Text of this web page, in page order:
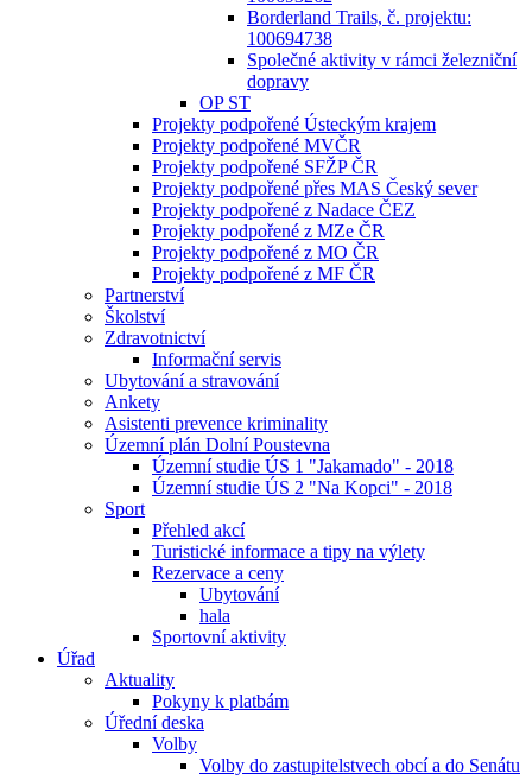
Borderland Trails, č. projektu:
100694738
Společné aktivity v rámci železniční
dopravy
OP ST
Projekty podpořené Ústeckým krajem
Projekty podpořené MVČR
Projekty podpořené SFŽP ČR
Projekty podpořené přes MAS Český sever
Projekty podpořené z Nadace ČEZ
Projekty podpořené z MZe ČR
Projekty podpořené z MO ČR
Projekty podpořené z MF ČR
Partnerství
Školství
Zdravotnictví
Informační servis
Ubytování a stravování
Ankety
Asistenti prevence kriminality
Územní plán Dolní Poustevna
Územní studie ÚS 1 "Jakamado" - 2018
Územní studie ÚS 2 "Na Kopci" - 2018
Sport
Přehled akcí
Turistické informace a tipy na výlety
Rezervace a ceny
Ubytování
hala
Sportovní aktivity
Úřad
Aktuality
Pokyny k platbám
Úřední deska
Volby
Volby do zastupitelstvech obcí a do Senátu